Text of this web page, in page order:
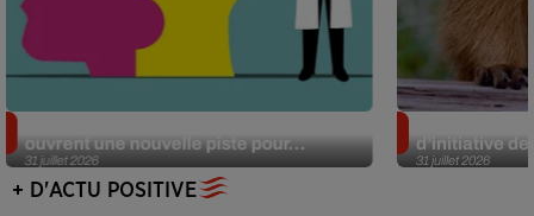
31 juillet 2026
ouvrent une nouvelle piste pour...
31 juillet 2026
d’initiative
+ D'ACTU POSITIVE